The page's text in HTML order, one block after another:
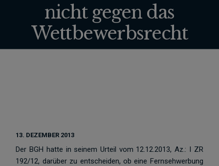
nicht gegen das
Wettbewerbsrecht
13. DEZEMBER 2013
Der BGH hatte in seinem Urteil vom 12.12.2013, Az.: I ZR
192/12, darüber zu entscheiden, ob eine Fernsehwerbung